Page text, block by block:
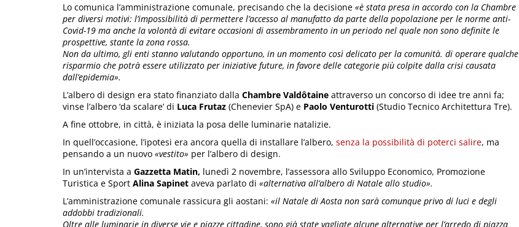
Lo comunica l’amministrazione comunale, precisando che la decisione «è stata presa in accordo con la Chambre
per diversi motivi: l’impossibilità di permettere l’accesso al manufatto da parte della popolazione per le norme anti-
Covid-19 ma anche la volontà di evitare occasioni di assembramento in un periodo nel quale non sono definite le
prospettive, stante la zona rossa.
Non da ultimo, gli enti stanno valutando opportuno, in un momento così delicato per la comunità. di operare qualche
risparmio che potrà essere utilizzato per iniziative future, in favore delle categorie più colpite dalla crisi causata
dall’epidemia».
L’albero di design era stato finanziato dalla Chambre Valdôtaine attraverso un concorso di idee tre anni fa;
vinse l’albero ‘da scalare’ di Luca Frutaz (Chenevier SpA) e Paolo Venturotti (Studio Tecnico Architettura Tre).
A fine ottobre, in città, è iniziata la posa delle luminarie natalizie.
In quell’occasione, l’ipotesi era ancora quella di installare l’albero, senza la possibilità di poterci salire, ma
pensando a un nuovo «vestito» per l’albero di design.
In un’intervista a Gazzetta Matin, lunedì 2 novembre, l’assessora allo Sviluppo Economico, Promozione
Turistica e Sport Alina Sapinet aveva parlato di «alternativa all’albero di Natale allo studio».
L’amministrazione comunale rassicura gli aostani: «il Natale di Aosta non sarà comunque privo di luci e degli
addobbi tradizionali.
Oltre alle luminarie in diverse vie e piazze cittadine, sono già state vagliate alcune alternative per l’arredo di piazza